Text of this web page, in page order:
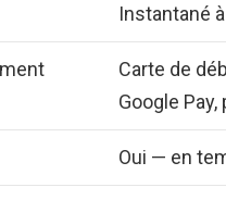
Instantané
Carte de
Google
Oui — en